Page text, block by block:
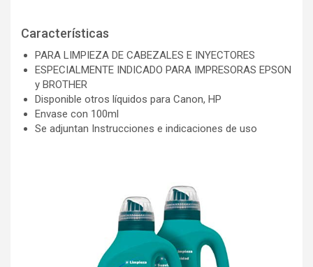
Características
PARA LIMPIEZA DE CABEZALES E INYECTORES
ESPECIALMENTE INDICADO PARA IMPRESORAS EPSON
y BROTHER
Disponible otros líquidos para Canon, HP
Envase con 100ml
Se adjuntan Instrucciones e indicaciones de uso